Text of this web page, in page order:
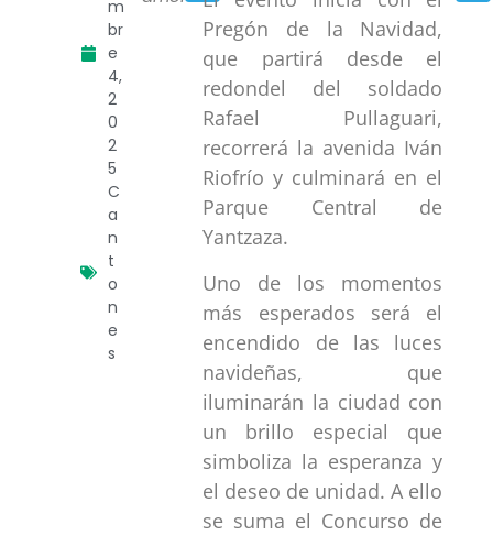
m
br
e
4,
2
0
2
5
C
a
n
t
o
n
e
s
Pregón de la Navidad,
que partirá desde el
redondel del soldado
Rafael Pullaguari,
recorrerá la avenida Iván
Riofrío y culminará en el
Parque Central de
Yantzaza.
Uno de los momentos
más esperados será el
encendido de las luces
navideñas, que
iluminarán la ciudad con
un brillo especial que
simboliza la esperanza y
el deseo de unidad. A ello
se suma el Concurso de